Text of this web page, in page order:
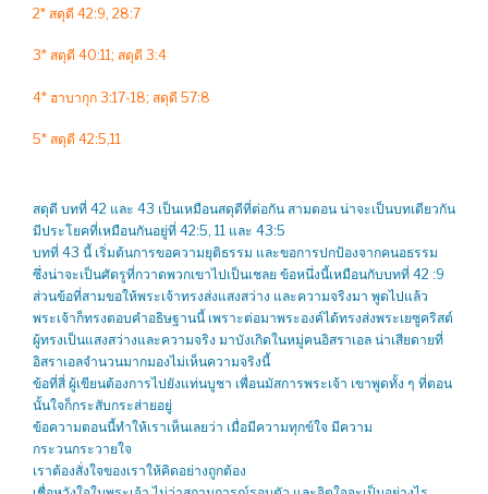
2* สดุดี 42:9, 28:7
3* สดุดี 40:11; สดุดี 3:4
4* ฮาบากุก 3:17-18; สดุดี 57:8
5* สดุดี 42:5,11
สดุดี บทที่ 42 และ 43 เป็นเหมือนสดุดีที่ต่อกัน สามตอน น่าจะเป็นบทเดียวกัน
มีประโยคที่เหมือนกันอยู่ที่ 42:5, 11 และ 43:5
บทที่ 43 นี้ เริ่มต้นการขอความยุติธรรม และขอการปกป้องจากคนอธรรม
ซึ่งน่าจะเป็นศัตรูที่กวาดพวกเขาไปเป็นเชลย ข้อหนึ่งนี้เหมือนกับบทที่ 42 :9
ส่วนข้อที่สามขอให้พระเจ้าทรงส่งแสงสว่าง และความจริงมา พูดไปแล้ว
พระเจ้าก็ทรงตอบคำอธิษฐานนี้ เพราะต่อมาพระองค์ได้ทรงส่งพระเยซูคริสต์
ผู้ทรงเป็นแสงสว่างและความจริง มาบังเกิดในหมู่คนอิสราเอล น่าเสียดายที่
อิสราเอลจำนวนมากมองไม่เห็นความจริงนี้
ข้อที่สี่ ผู้เขียนต้องการไปยังแท่นบูชา เพื่อนมัสการพระเจ้า เขาพูดทั้ง ๆ ที่ตอน
นั้นใจก็กระสับกระส่ายอยู่
ข้อความตอนนี้ทำให้เราเห็นเลยว่า เมื่อมีความทุกข์ใจ มีความ
กระวนกระวายใจ
เราต้องสั่งใจของเราให้คิดอย่างถูกต้อง